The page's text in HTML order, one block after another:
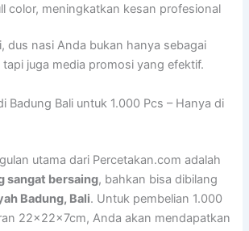
color, meningkatkan kesan profesional
dus nasi Anda bukan hanya sebagai
juga media promosi yang efektif.
Badung Bali untuk 1.000 Pcs – Hanya di
utama dari Percetakan.com adalah
sangat bersaing, bahkan bisa dibilang
Badung, Bali. Untuk pembelian 1.000
22x22x7cm, Anda akan mendapatkan